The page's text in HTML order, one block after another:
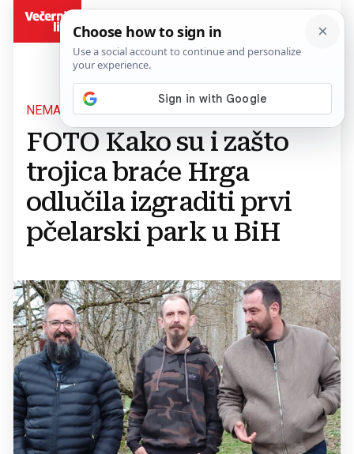
NEMA GA NI EUROPA
FOTO Kako su i zašto
trojica braće Hrga
odlučila izgraditi prvi
pčelarski park u BiH